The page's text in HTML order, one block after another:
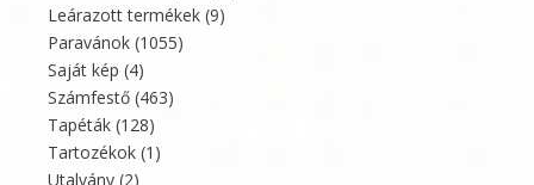
Leárazott termékek (9)
Paravánok (1055)
Saját kép (4)
Számfestő (463)
Tapéták (128)
Tartozékok (1)
Utalvány (2)